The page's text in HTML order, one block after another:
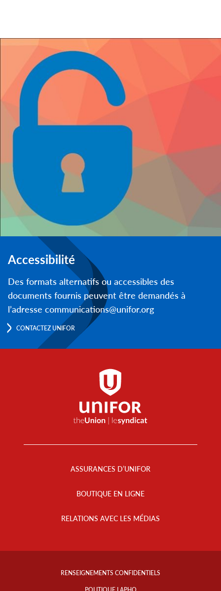
Accessibilité
Des formats alternatifs ou accessibles des
documents fournis peuvent être demandés à
l’adresse communications@unifor.org
CONTACTEZ UNIFOR
ASSURANCES D’UNIFOR
BOUTIQUE EN LIGNE
RELATIONS AVEC LES MÉDIAS
Footer
RENSEIGNEMENTS CONFIDENTIELS